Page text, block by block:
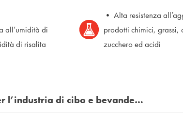
all’umidità di
di risalita
• Alta resistenza
prodotti chimici, grassi,
zucchero ed acidi
l’industria di cibo e bevande…